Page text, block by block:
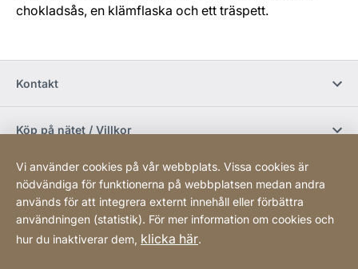
chokladsås, en klämflaska och ett träspett.
Kontakt
Köp på nätet / Villkor
Newsletter
Vi använder cookies på vår webbplats. Vissa cookies är
nödvändiga för funktionerna på webbplatsen medan andra
används för att integrera externt innehåll eller förbättra
användningen (statistik). För mer information om cookies och
hur du inaktiverar dem, klicka här.